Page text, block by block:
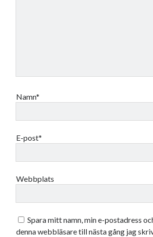
Namn*
E-post*
Webbplats
Spara mitt namn, min e-postadress
denna webbläsare till nästa gång jag